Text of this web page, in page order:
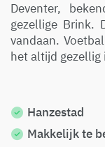
Deventer,
gezellige Brink.
vandaan.
het altijd gezellig
Hanzestad
Makkelijk te